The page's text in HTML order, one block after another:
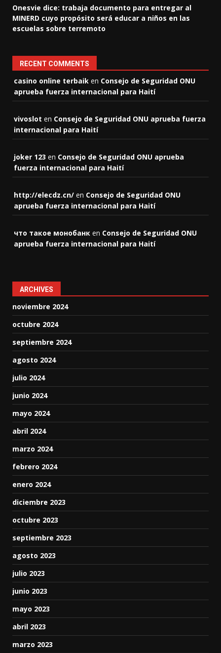
Onesvie dice: trabaja documento para entregar al
MINERD cuyo propósito será educar a niños en las
escuelas sobre terremoto
RECENT COMMENTS
casino online terbaik en Consejo de Seguridad ONU
aprueba fuerza internacional para Haití
vivoslot en Consejo de Seguridad ONU aprueba fuerza
internacional para Haití
joker 123 en Consejo de Seguridad ONU aprueba
fuerza internacional para Haití
http://elecdz.cn/ en Consejo de Seguridad ONU
aprueba fuerza internacional para Haití
что такое монобанк en Consejo de Seguridad ONU
aprueba fuerza internacional para Haití
ARCHIVES
noviembre 2024
octubre 2024
septiembre 2024
agosto 2024
julio 2024
junio 2024
mayo 2024
abril 2024
marzo 2024
febrero 2024
enero 2024
diciembre 2023
octubre 2023
septiembre 2023
agosto 2023
julio 2023
junio 2023
mayo 2023
abril 2023
marzo 2023